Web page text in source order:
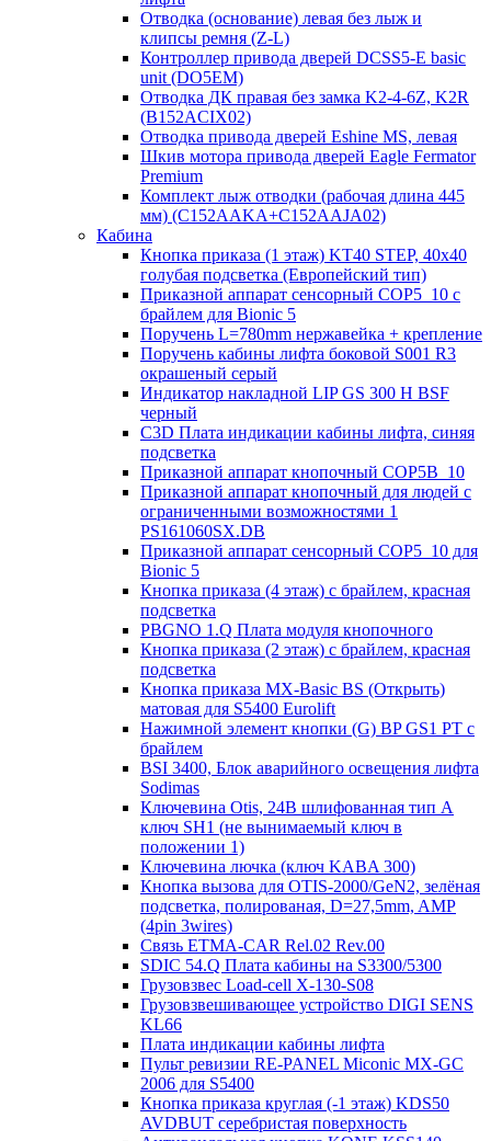
Отводка (основание) левая без лыж и
клипсы ремня (Z-L)
Контроллер привода дверей DCSS5-E basic
unit (DO5EM)
Отводка ДК правая без замка K2-4-6Z, K2R
(B152ACIX02)
Отводка привода дверей Eshine MS, левая
Шкив мотора привода дверей Eagle Fermator
Premium
Комплект лыж отводки (рабочая длина 445
мм) (C152AAKA+C152AAJA02)
Кабина
Кнопка приказа (1 этаж) KT40 STEP, 40х40
голубая подсветка (Европейский тип)
Приказной аппарат сенсорный COP5_10 с
брайлем для Bionic 5
Поручень L=780mm нержавейка + крепление
Поручень кабины лифта боковой S001 R3
окрашеный серый
Индикатор накладной LIP GS 300 H BSF
черный
C3D Плата индикации кабины лифта, синяя
подсветка
Приказной аппарат кнопочный COP5B_10
Приказной аппарат кнопочный для людей с
ограниченными возможностями 1
PS161060SX.DB
Приказной аппарат сенсорный COP5_10 для
Bionic 5
Кнопка приказа (4 этаж) с брайлем, красная
подсветка
PBGNO 1.Q Плата модуля кнопочного
Кнопка приказа (2 этаж) с брайлем, красная
подсветка
Кнопка приказа MX-Basic BS (Открыть)
матовая для S5400 Eurolift
Нажимной элемент кнопки (G) BP GS1 PT с
брайлем
BSI 3400, Блок аварийного освещения лифта
Sodimas
Ключевина Otis, 24В шлифованная тип А
ключ SH1 (не вынимаемый ключ в
положении 1)
Ключевина лючка (ключ KABA 300)
Кнопка вызова для OTIS-2000/GeN2, зелёная
подсветка, полированая, D=27,5mm, AMP
(4pin 3wires)
Связь ETMA-CAR Rel.02 Rev.00
SDIC 54.Q Плата кабины на S3300/5300
Грузовзвес Load-cell X-130-S08
Грузовзвешивающее устройство DIGI SENS
KL66
Плата индикации кабины лифта
Пульт ревизии RE-PANEL Miconic MX-GC
2006 для S5400
Кнопка приказа круглая (-1 этаж) KDS50
AVDBUT серебристая поверхность